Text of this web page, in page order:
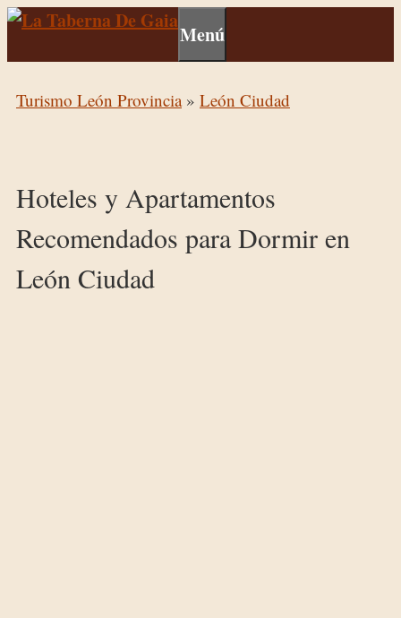
Menú
Turismo León Provincia» León Ciudad
Hoteles y Apartamentos
Recomendados para Dormir en
León Ciudad